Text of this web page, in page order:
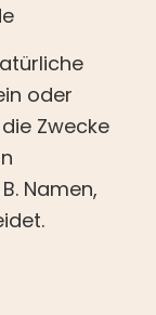
oder
Zwecke
Namen,